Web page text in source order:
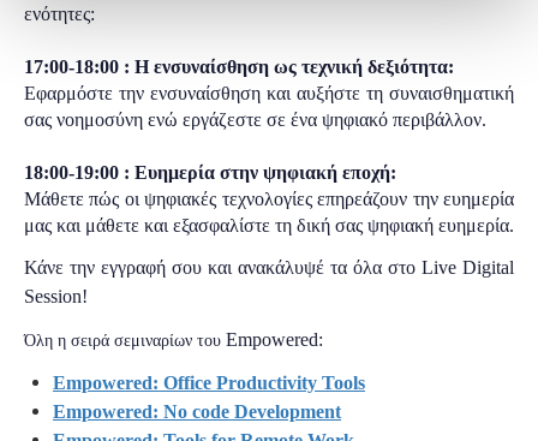
ενότητες:
17:00-18:00 : Η ενσυναίσθηση ως τεχνική δεξιότητα:
Εφαρμόστε την ενσυναίσθηση και αυξήστε τη συναισθηματική
σας νοημοσύνη ενώ εργάζεστε σε ένα ψηφιακό περιβάλλον.
18:00-19:00 : Ευημερία στην ψηφιακή εποχή:
Μάθετε πώς οι ψηφιακές τεχνολογίες επηρεάζουν την ευημερία
μας και μάθετε και εξασφαλίστε τη δική σας ψηφιακή ευημερία.
Κάνε την εγγραφή σου και ανακάλυψέ τα όλα στο Live Digital
Session!
Όλη η σειρά σεμιναρίων του Empowered:
Empowered: Office Productivity Tools
Empowered: No code Development